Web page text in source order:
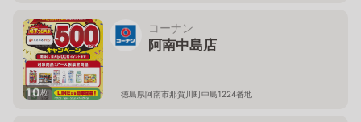
10枚
コーナン
阿南中島店
徳島県阿南市那賀川町中島1224番地